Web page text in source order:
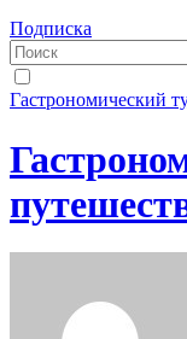
Подписка
Гастрономический